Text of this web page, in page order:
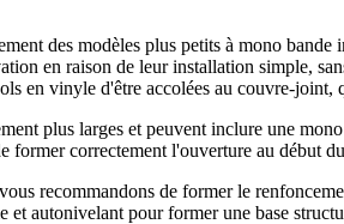
des modèles plus petits à mono
en raison de leur installation simple,
en vinyle d'être accolées au couvre-
plus larges et peuvent inclure une
former correctement l'ouverture au début
recommandons de former le
et autonivelant pour former une base